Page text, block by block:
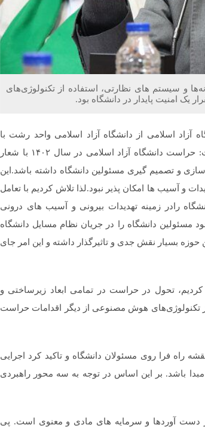
و سیستم های نظارتی، استفاده از تکنولوژی‌های
امنیت پایدار در دانشگاه بود.
اسلامی از دانشگاه آزاد اسلامی واحد رشت با
برشمردن مجموعه برنامه های اجرا شده در سال 1402 ، گفت: حراست دانشگاه آزاد اسلامی در سال ۱۴۰۲ با شعار
و تصمیم گیری مسئولین دانشگاه داشته باشد.این
و آسیب ها امکان پذیر نبود.لذا تلاش کردیم با تعامل
رادر زمینه تهدیدات بیرونی و آسیب های درونی
مسئولین دانشگاه را در جریان نظام مسایل دانشگاه
بسیار نقش جدی و تاثیرگذار داشته و این امر جای
تحول در حراست در تمامی ابعاد زیرساختی و
تکنولوژی‌های هوش مصنوعی از دیگر اقدامات حراست
راه فرا روی مسئولان دانشگاه و تاکید کرد اجرایی
باشد. بر این اساس در توجه به سه محور راهبردی
دست آوردها و سرمایه های مادی و معنوی است. پی